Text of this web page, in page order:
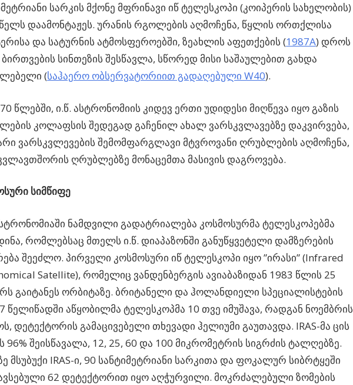
სარკის მქონე მფრინავი იწ ტელესკოპი (კოიპერის სახელობის)
დაამონტაჟეს. ურანის რგოლების აღმოჩენა, წყლის ორთქლისა
და სატურნის ატმოსფეროებში, ზეახლის აფეთქების (1987А) დროს
ბირთვების სინთეზის შესწავლა, სწორედ მისი საშაულებით გახდა
(საჰაერო ობსერვატორიით გადაღებული W40).
წლებში, ი.წ. ასტრონომიის კიდევ ერთი უდიდესი მიღწევა იყო გაზის
კოლაფსის შედეგად გაჩენილ ახალ ვარსკვლავებზე დაკვირვება,
ვარსკვლევების შემომფარგლავი მტვროვანი ღრუბლების აღმოჩენა,
ღრუბლებზე მონაცემთა მასივის დაგროვება.
სიმწიფე
ნამდვილი გადატრიალება კოსმოსურმა ტელესკოპებმა
რომლებსაც მთელს ი.წ. დიაპაზონში განუწყვეტელი დამზერების
შეეძლო. პირველი კოსმოსური იწ ტელესკოპი იყო ”ირასი” (Infrared
Satellite), რომელიც ვანდენბერგის ავიაბაზიდან 1983 წლის 25
გაიტანეს ორბიტაზე. ბრიტანელი და ჰოლანდიელი სპეციალისტების
წელიწადში აწყობილმა ტელესკოპმა 10 თვე იმუშავა, რადგან ნოემბრის
დეტექტორის გამაცივებელი თხევადი ჰელიუმი გაუთავდა. IRAS-მა ცის
96% შეისწავალა, 12, 25, 60 და 100 მიკრომეტრის სიგრძის ტალღებზე.
მსუბუქი IRAS-ი, 90 სანტიმეტრიანი სარკითა და ფოკალურ სიბრტყეში
62 დეტექტორით იყო აღჭურვილი. მოკრძალებული ზომების